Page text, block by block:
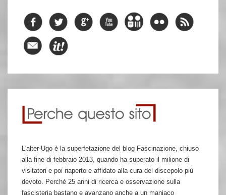
L'alter-Ugo è la superfetazione del blog Fascinazione, chiuso
alla fine di febbraio 2013, quando ha superato il milione di
visitatori e poi riaperto e affidato alla cura del discepolo più
devoto. Perché 25 anni di ricerca e osservazione sulla
fascisteria bastano e avanzano anche a un maniaco